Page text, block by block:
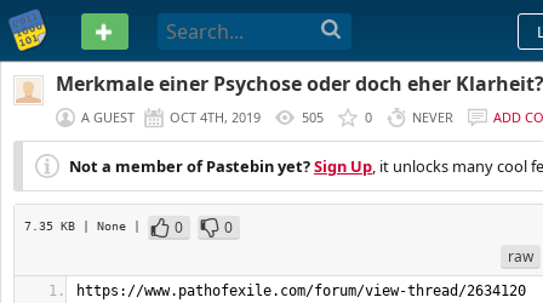
PASTEBIN
Merkmale einer Psychose oder doch eher Klarheit?
A GUEST OCT 4TH, 2019 505 0 NEVER ADD
Not a member of Pastebin yet?Sign Up, it unlocks many cool
7.35 KB | None | 0
0
raw